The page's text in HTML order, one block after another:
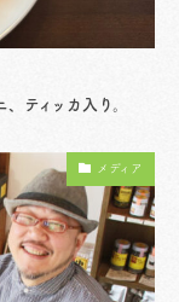
ティッカ入り。
メディア